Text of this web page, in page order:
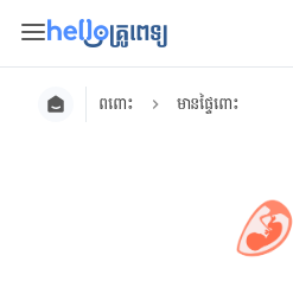
ពពោះ មានផ្ទៃពោះ